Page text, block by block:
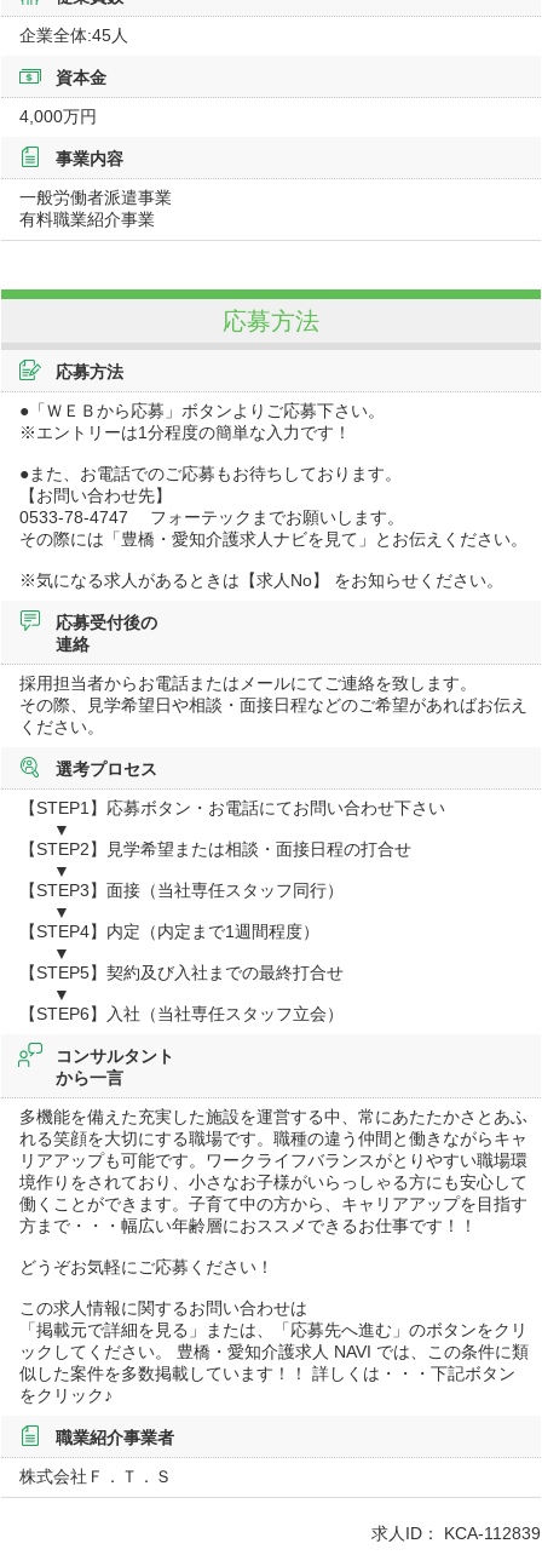
企業全体:45人
資本金
4,000万円
事業内容
一般労働者派遣事業
有料職業紹介事業
応募方法
応募方法
●「ＷＥＢから応募」ボタンよりご応募下さい。
※エントリーは1分程度の簡単な入力です！
●また、お電話でのご応募もお待ちしております。
【お問い合わせ先】
0533-78-4747 フォーテックまでお願いします。
その際には「豊橋・愛知介護求人ナビを見て」とお伝えください。
※気になる求人があるときは【求人No】 をお知らせください。
応募受付後の
連絡
採用担当者からお電話またはメールにてご連絡を致します。
その際、見学希望日や相談・面接日程などのご希望があればお伝え
ください。
選考プロセス
【STEP1】応募ボタン・お電話にてお問い合わせ下さい
▼
【STEP2】見学希望または相談・面接日程の打合せ
▼
【STEP3】面接（当社専任スタッフ同行）
▼
【STEP4】内定（内定まで1週間程度）
▼
【STEP5】契約及び入社までの最終打合せ
▼
【STEP6】入社（当社専任スタッフ立会）
コンサルタント
から一言
多機能を備えた充実した施設を運営する中、常にあたたかさとあふ
れる笑顔を大切にする職場です。職種の違う仲間と働きながらキャ
リアアップも可能です。ワークライフバランスがとりやすい職場環
境作りをされており、小さなお子様がいらっしゃる方にも安心して
働くことができます。子育て中の方から、キャリアアップを目指す
方まで・・・幅広い年齢層におススメできるお仕事です！！
どうぞお気軽にご応募ください！
この求人情報に関するお問い合わせは
「掲載元で詳細を見る」または、「応募先へ進む」のボタンをクリ
ックしてください。 豊橋・愛知介護求人 NAVI では、この条件に類
似した案件を多数掲載しています！！ 詳しくは・・・下記ボタン
をクリック♪
職業紹介事業者
株式会社Ｆ．Ｔ．Ｓ
求人ID： KCA-112839